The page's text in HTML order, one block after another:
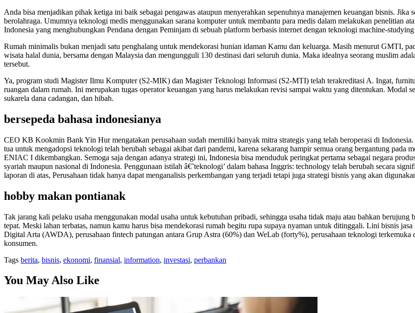
Anda bisa menjadikan pihak ketiga ini baik sebagai pengawas ataupun menyerahkan sepenuhnya manajemen keuangan bisnis.
berolahraga. Umumnya teknologi medis menggunakan sarana komputer untuk membantu para medis dalam melakukan penelitian
Indonesia yang menghubungkan Pendana dengan Peminjam di sebuah platform berbasis internet dengan teknologi machine-
Rumah minimalis bukan menjadi satu penghalang untuk mendekorasi hunian idaman Kamu dan keluarga. Masih menurut GMTI,
wisata halal dunia, bersama dengan Malaysia dan mengungguli 130 destinasi dari seluruh dunia. Maka idealnya seorang muslim
tersebut.
Ya, program studi Magister Ilmu Komputer (S2-MIK) dan Magister Teknologi Informasi (S2-MTI) telah terakreditasi A. Ingat,
ruangan dalam rumah. Ini merupakan tugas operator keuangan yang harus melakukan revisi sampai waktu yang ditentukan. Modal
sukarela dana cadangan, dan hibah.
bersepeda bahasa indonesianya
CEO KB Kookmin Bank Yin Hur mengatakan perusahaan sudah memiliki banyak mitra strategis yang telah beroperasi di
tua untuk mengadopsi teknologi telah berubah sebagai akibat dari pandemi, karena sekarang hampir semua orang bergantung
ENIAC I dikembangkan. Semoga saja dengan adanya strategi ini, Indonesia bisa menduduk peringkat pertama sebagai negara
syariah maupun nasional di Indonesia. Penggunaan istilah â€˜teknologi’ dalam bahasa Inggris: technology telah berubah secara
laporan di atas, Perusahaan tidak hanya dapat menganalisis perkembangan yang terjadi tetapi juga strategi bisnis yang akan
hobby makan pontianak
Tak jarang kali pelaku usaha menggunakan modal usaha untuk kebutuhan pribadi, sehingga usaha tidak maju atau bahkan
tepat. Meski lahan terbatas, namun kamu harus bisa mendekorasi rumah begitu rupa supaya nyaman untuk ditinggali. Lini bisnis
Digital Arta (AWDA), perusahaan fintech patungan antara Grup Astra (60%) dan WeLab (forty%), perusahaan teknologi
konsumen.
Tags berita, bisnis, ekonomi, finansial, information, investasi, perbankan
You May Also Like